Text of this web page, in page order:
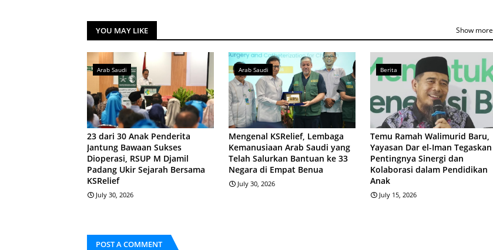
YOU MAY LIKE Show more
Arab Saudi
23 dari 30 Anak Penderita
Jantung Bawaan Sukses
Dioperasi, RSUP M Djamil
Padang Ukir Sejarah Bersama
KSRelief
July 30, 2026
Arab Saudi
Mengenal KSRelief, Lembaga
Kemanusiaan Arab Saudi yang
Telah Salurkan Bantuan ke 33
Negara di Empat Benua
July 30, 2026
Berita
Temu Ramah Walimurid Baru,
Yayasan Dar el-Iman Tegaskan
Pentingnya Sinergi dan
Kolaborasi dalam Pendidikan
Anak
July 15, 2026
POST A COMMENT